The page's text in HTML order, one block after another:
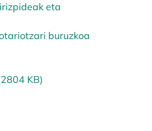
eta
buruzkoa
KB)